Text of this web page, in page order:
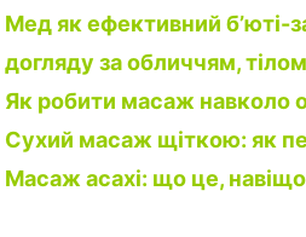
Мед як ефективний б’юті-
догляду за обличчям,
Як робити масаж навколо
Сухий масаж щіткою: як
Масаж асахі: що це, навіщо